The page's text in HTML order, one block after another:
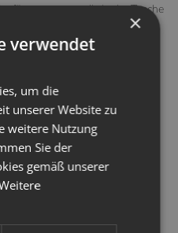
für unterwegs, die in der Tasche
Skala)
(isoliert):
Flasche)
×
verwendet
um die
unserer Website zu
weitere Nutzung
Sie der
gemäß unserer